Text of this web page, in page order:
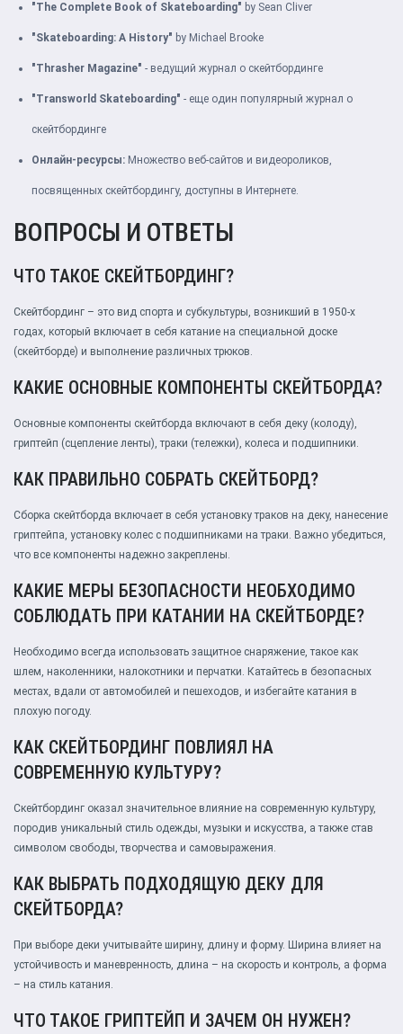
"The Complete Book of Skateboarding" by Sean Cliver
"Skateboarding: A History" by Michael Brooke
"Thrasher Magazine" - ведущий журнал о скейтбординге
"Transworld Skateboarding" - еще один популярный журнал о
скейтбординге
Онлайн-ресурсы: Множество веб-сайтов и видеороликов,
посвященных скейтбордингу, доступны в Интернете.
ВОПРОСЫ И ОТВЕТЫ
ЧТО ТАКОЕ СКЕЙТБОРДИНГ?
Скейтбординг – это вид спорта и субкультуры, возникший в 1950-х
годах, который включает в себя катание на специальной доске
(скейтборде) и выполнение различных трюков.
КАКИЕ ОСНОВНЫЕ КОМПОНЕНТЫ СКЕЙТБОРДА?
Основные компоненты скейтборда включают в себя деку (колоду),
гриптейп (сцепление ленты), траки (тележки), колеса и подшипники.
КАК ПРАВИЛЬНО СОБРАТЬ СКЕЙТБОРД?
Сборка скейтборда включает в себя установку траков на деку, нанесение
гриптейпа, установку колес с подшипниками на траки. Важно убедиться,
что все компоненты надежно закреплены.
КАКИЕ МЕРЫ БЕЗОПАСНОСТИ НЕОБХОДИМО
СОБЛЮДАТЬ ПРИ КАТАНИИ НА СКЕЙТБОРДЕ?
Необходимо всегда использовать защитное снаряжение, такое как
шлем, наколенники, налокотники и перчатки. Катайтесь в безопасных
местах, вдали от автомобилей и пешеходов, и избегайте катания в
плохую погоду.
КАК СКЕЙТБОРДИНГ ПОВЛИЯЛ НА
СОВРЕМЕННУЮ КУЛЬТУРУ?
Скейтбординг оказал значительное влияние на современную культуру,
породив уникальный стиль одежды, музыки и искусства, а также став
символом свободы, творчества и самовыражения.
КАК ВЫБРАТЬ ПОДХОДЯЩУЮ ДЕКУ ДЛЯ
СКЕЙТБОРДА?
При выборе деки учитывайте ширину, длину и форму. Ширина влияет на
устойчивость и маневренность, длина – на скорость и контроль, а форма
– на стиль катания.
ЧТО ТАКОЕ ГРИПТЕЙП И ЗАЧЕМ ОН НУЖЕН?